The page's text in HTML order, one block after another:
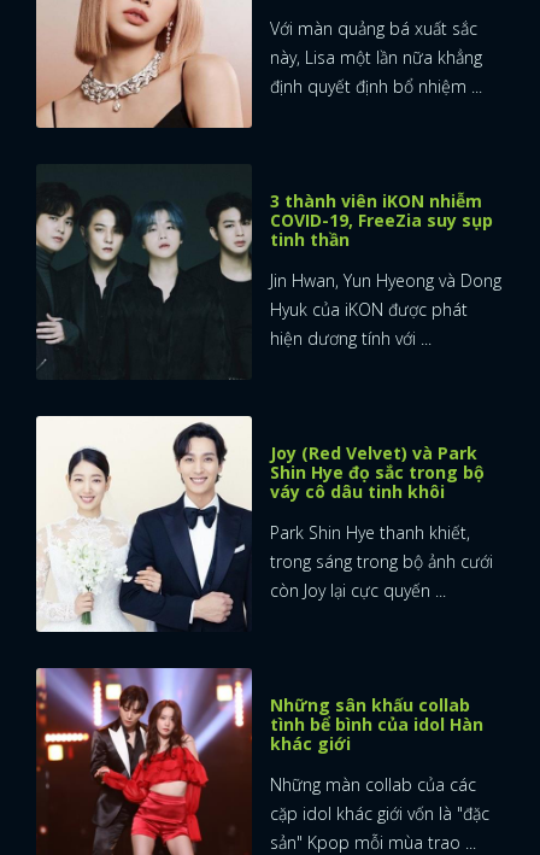
Với màn quảng bá xuất sắc
này, Lisa một lần nữa khẳng
định quyết định bổ nhiệm ...
3 thành viên iKON nhiễm
COVID-19, FreeZia suy sụp
tinh thần
Jin Hwan, Yun Hyeong và Dong
Hyuk của iKON được phát
hiện dương tính với ...
Joy (Red Velvet) và Park
Shin Hye đọ sắc trong bộ
váy cô dâu tinh khôi
Park Shin Hye thanh khiết,
trong sáng trong bộ ảnh cưới
còn Joy lại cực quyến ...
Những sân khấu collab
tình bể bình của idol Hàn
khác giới
Những màn collab của các
cặp idol khác giới vốn là "đặc
sản" Kpop mỗi mùa trao ...